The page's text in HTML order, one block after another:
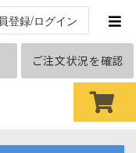
登録/ログイン
ご注文状況を確認